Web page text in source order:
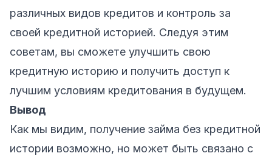
различных видов кредитов и контроль за
своей кредитной историей. Следуя этим
советам, вы сможете улучшить свою
кредитную историю и получить доступ к
лучшим условиям кредитования в будущем.
Вывод
Как мы видим, получение займа без кредитной
истории возможно, но может быть связано с